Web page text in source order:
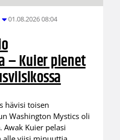
01.08.2026 08:04
– Kuier pienet
hävisi toisen
Washington Mystics oli
Awak Kuier pelasi